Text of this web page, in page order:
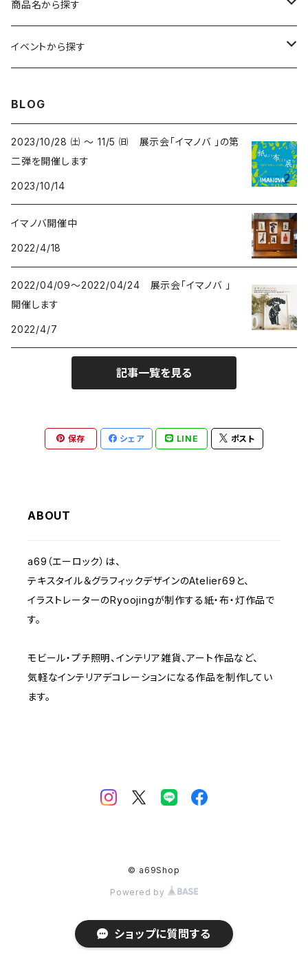
コンパクトサイズ
イラスト（フレーム付）
サイン付イラスト（フレーム付）
プリント
ガーゼスカーフ
てぬぐい
キャンプ - CAMPING
サーカス- CIRCUS
イヌ-DOGS
シカ - DEERS
商品名から探す
kirie-deco
イベントから探す
2013 きのうのすきま2
2013 a69かみもの展
BLOG
2023/10/28 ㈯ ～ 11/5 ㈰ 展示会「イマノバ 」の第
二弾を開催します
2023/10/14
イマノバ開催中
2022/4/18
2022/04/09～2022/04/24 展示会「イマノバ 」
開催します
2022/4/7
記事一覧を見る
保存 シェア LINE ポスト
ABOUT
a69（エーロック）は、
テキスタイル＆グラフィックデザインのAtelier69と、
イラストレーターのRyoojingが制作する紙・布・灯作品で
す。
モビール・プチ照明、インテリア雑貨、アート作品など、
気軽なインテリアデコレーションになる作品を制作してい
ます。
© a69Shop
Powered by
ショップに質問する